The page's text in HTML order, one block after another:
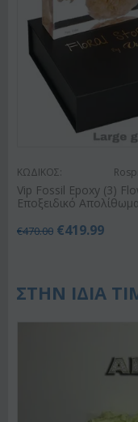
ΚΩΔΙΚΟΣ:
Vip Fossil Epoxy (3)
Εποξειδικό
€470.00 €419.99
ΣΤΗΝ ΙΔΙΑ